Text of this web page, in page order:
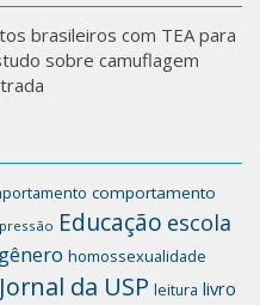
brasileiros com TEA para
sobre camuflagem
comportamento
Educação escola
gênero homossexualidade
Jornal da USP leitura livro